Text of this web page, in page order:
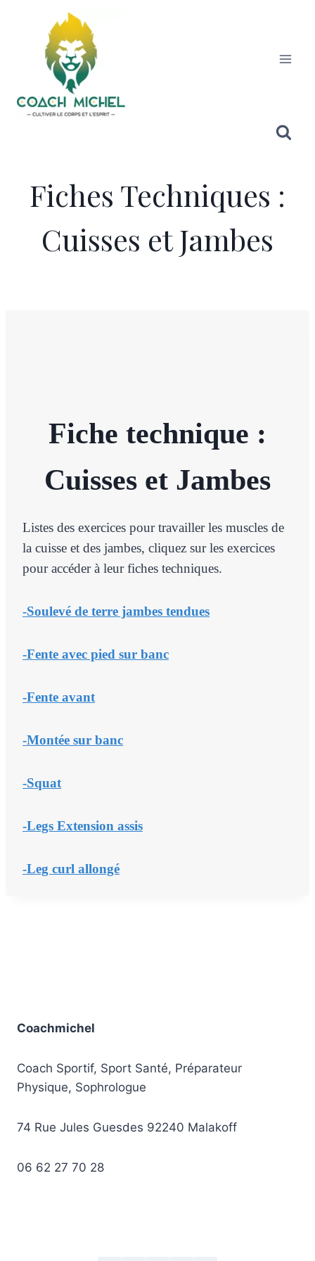
Fiches Techniques :
Cuisses et Jambes
Fiche technique :
Cuisses et Jambes
Listes des exercices pour travailler les muscles de
la cuisse et des jambes, cliquez sur les exercices
pour accéder à leur fiches techniques.
-Soulevé de terre jambes tendues
-Fente avec pied sur banc
-Fente avant
-Montée sur banc
-Squat
-Legs Extension assis
-Leg curl allongé
Coachmichel
Coach Sportif, Sport Santé, Préparateur
Physique, Sophrologue
74 Rue Jules Guesdes 92240 Malakoff
06 62 27 70 28